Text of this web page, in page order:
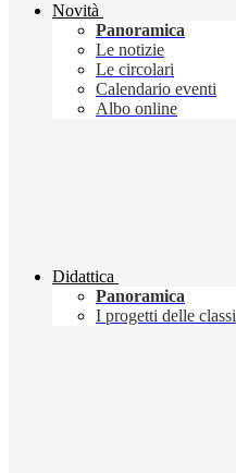
Novità
Panoramica
Le notizie
Le circolari
Calendario eventi
Albo online
Didattica
Panoramica
I progetti delle classi